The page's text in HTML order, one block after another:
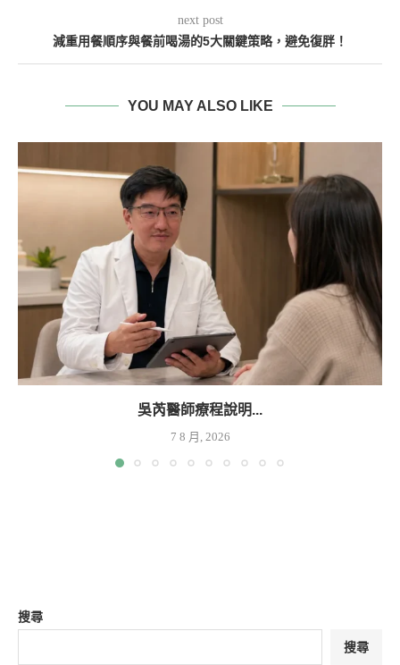
next post
減重用餐順序與餐前喝湯的5大關鍵策略，避免復胖！
YOU MAY ALSO LIKE
吳芮醫師療程說明...
7 8 月, 2026
搜尋
搜尋